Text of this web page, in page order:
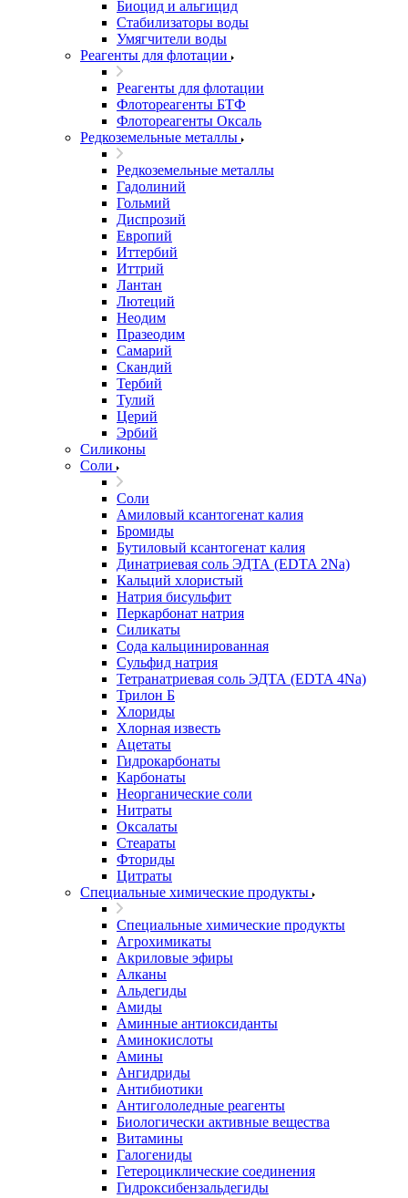
Биоцид и альгицид
Стабилизаторы воды
Умягчители воды
Реагенты для флотации
Реагенты для флотации
Флотореагенты БТФ
Флотореагенты Оксаль
Редкоземельные металлы
Редкоземельные металлы
Гадолиний
Гольмий
Диспрозий
Европий
Иттербий
Иттрий
Лантан
Лютеций
Неодим
Празеодим
Самарий
Скандий
Тербий
Тулий
Церий
Эрбий
Силиконы
Соли
Соли
Амиловый ксантогенат калия
Бромиды
Бутиловый ксантогенат калия
Динатриевая соль ЭДТА (EDTA 2Na)
Кальций хлористый
Натрия бисульфит
Перкарбонат натрия
Силикаты
Сода кальцинированная
Сульфид натрия
Тетранатриевая соль ЭДТА (EDTA 4Na)
Трилон Б
Хлориды
Хлорная известь
Ацетаты
Гидрокарбонаты
Карбонаты
Неорганические соли
Нитраты
Оксалаты
Стеараты
Фториды
Цитраты
Специальные химические продукты
Специальные химические продукты
Агрохимикаты
Акриловые эфиры
Алканы
Альдегиды
Амиды
Аминные антиоксиданты
Аминокислоты
Амины
Ангидриды
Антибиотики
Антигололедные реагенты
Биологически активные вещества
Витамины
Галогениды
Гетероциклические соединения
Гидроксибензальдегиды